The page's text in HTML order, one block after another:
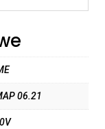
06.21